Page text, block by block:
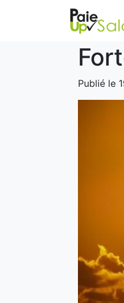
Publié le